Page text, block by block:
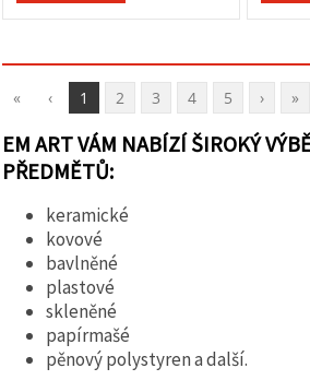
« ‹ 1 2 3 4 5 › »
EM ART VÁM NABÍZÍ ŠIROKÝ
PŘEDMĚTŮ:
keramické
kovové
bavlněné
plastové
skleněné
papírmašé
pěnový polystyren a další.